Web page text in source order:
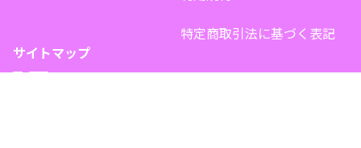
特定商取引法に基づく表記
サイトマップ